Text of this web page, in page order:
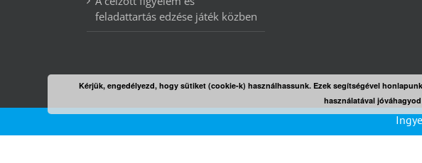
feladattartás edzése játék közben
Kérjük, engedélyezd, hogy sütiket (cookie-k) használhassunk. Ezek segítségével
használatával